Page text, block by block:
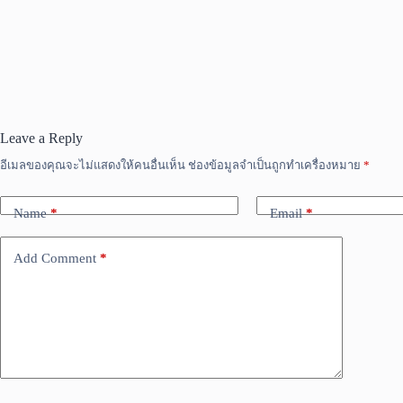
Leave a Reply
อีเมลของคุณจะไม่แสดงให้คนอื่นเห็น ช่องข้อมูลจำเป็นถูกทำเครื่องหมาย *
Name* Email*
Add Comment *